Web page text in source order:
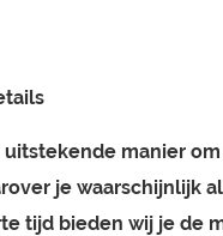
uitstekende manier
je waarschijnlijk
tijd bieden wij je de